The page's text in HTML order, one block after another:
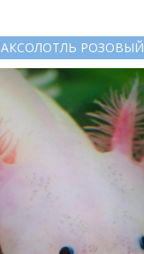
АКСОЛОТЛЬ РОЗОВЫЙ